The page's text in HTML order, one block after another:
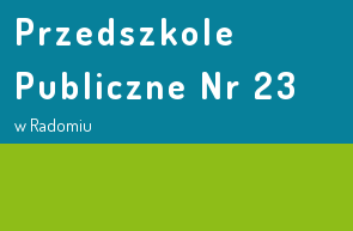
Przedszkole
Publiczne Nr 23
w Radomiu